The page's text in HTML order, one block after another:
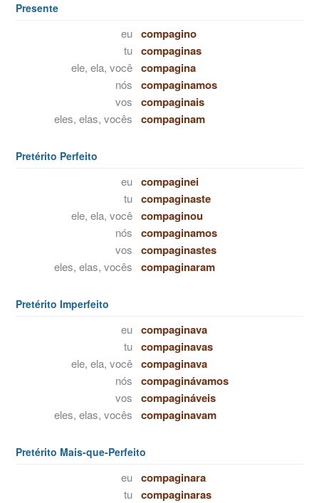
Presente
eu compagino
tu compaginas
ele, ela, você compagina
nós compaginamos
vos compaginais
eles, elas, vocês compaginam
Pretérito Perfeito
eu compaginei
tu compaginaste
ele, ela, você compaginou
nós compaginamos
vos compaginastes
eles, elas, vocês compaginaram
Pretérito Imperfeito
eu compaginava
tu compaginavas
ele, ela, você compaginava
nós compaginávamos
vos compagináveis
eles, elas, vocês compaginavam
Pretérito Mais-que-Perfeito
eu compaginara
tu compaginaras